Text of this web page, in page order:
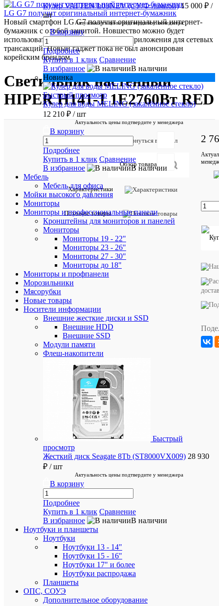
Кулер VATTEN L03NEV (с У/Ф лампой) 15 000 ₽ /
шт
Актуальность цены подтвердите у менеджера
В корзину
Подробнее
Купить в 1 клик Сравнение
В избранное
В наличии
Новинка
Быстрый просмотр
Кулер для воды MELING (закалённое стекло)
12 210 ₽ / шт
Актуальность цены подтвердите у менеджера
В корзину
Подробнее
Купить в 1 клик Сравнение
В избранное
В наличии
Мебель
Мебель для офиса
Мойки высокого давления
Мониторы
Мониторы и профессиональные панели
Кронштейны для мониторов и панелей
Мониторы
Мониторы 19 - 22"
Мониторы 23 - 26"
Мониторы 27 - 30"
Мониторы до 18"
Мониторы и профпанели
Морозильники
Мясорубки
Новые товары
Носители информации
Внешние жесткие диски и SSD
Внешние HDD
Внешние SSD
Модули памяти
Флеш-накопители
Быстрый
просмотр
Жесткий диск Seagate 8Tb (ST8000VX009) 28 930
₽ / шт
Актуальность цены подтвердите у менеджера
В корзину
Подробнее
Купить в 1 клик Сравнение
В избранное
В наличии
Ноутбуки и планшеты
Ноутбуки
Ноутбуки 13 - 14"
Ноутбуки 15 - 16"
Ноутбуки 17" и более
Ноутбуки распродажа
Планшеты
ОПС, СОУЭ
Дополнительное оборудование
LG G7 получит оригинальный интернет-бумажник
Новый смартфон LG G7 получит оригинальный интернет-
бумажник с особой защитой. Новшество можно будет
использовать в качестве безопасного приложения для сетевых
трансакций. Новый гаджет пока не был анонсирован
корейским брендом
Светильник настенный
HIPER H141-1 1E2760Вт RED
Обзор товара
Характеристики
Похожие товары
отзыв
H141-1
товара
8230
Цвет
H141-
2